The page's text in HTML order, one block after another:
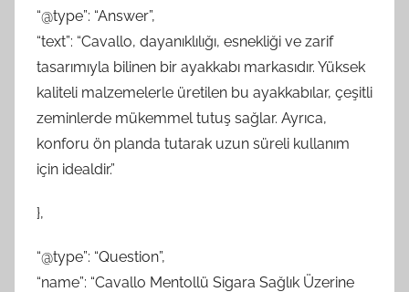
“@type”: “Answer”,
“text”: “Cavallo, dayanıklılığı, esnekliği ve zarif
tasarımıyla bilinen bir ayakkabı markasıdır. Yüksek
kaliteli malzemelerle üretilen bu ayakkabılar, çeşitli
zeminlerde mükemmel tutuş sağlar. Ayrıca,
konforu ön planda tutarak uzun süreli kullanım
için idealdir.”
},
“@type”: “Question”,
“name”: “Cavallo Mentollü Sigara Sağlık Üzerine